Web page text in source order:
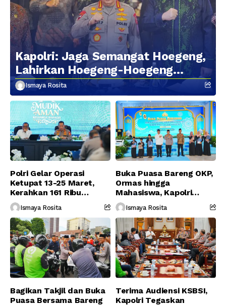
Kapolri: Jaga Semangat Hoegeng,
Lahirkan Hoegeng-Hoegeng
Berikutnya
Ismaya Rosita
Polri Gelar Operasi
Ketupat 13-25 Maret,
Kerahkan 161 Ribu
Personel Gabungan
Ismaya Rosita
Buka Puasa Bareng OKP,
Ormas hingga
Mahasiswa, Kapolri
Serukan Jaga
Persatuan-Dukung
Program Pemerintah
Ismaya Rosita
Bagikan Takjil dan Buka
Puasa Bersama Bareng
Terima Audiensi KSBSI,
Kapolri Tegaskan